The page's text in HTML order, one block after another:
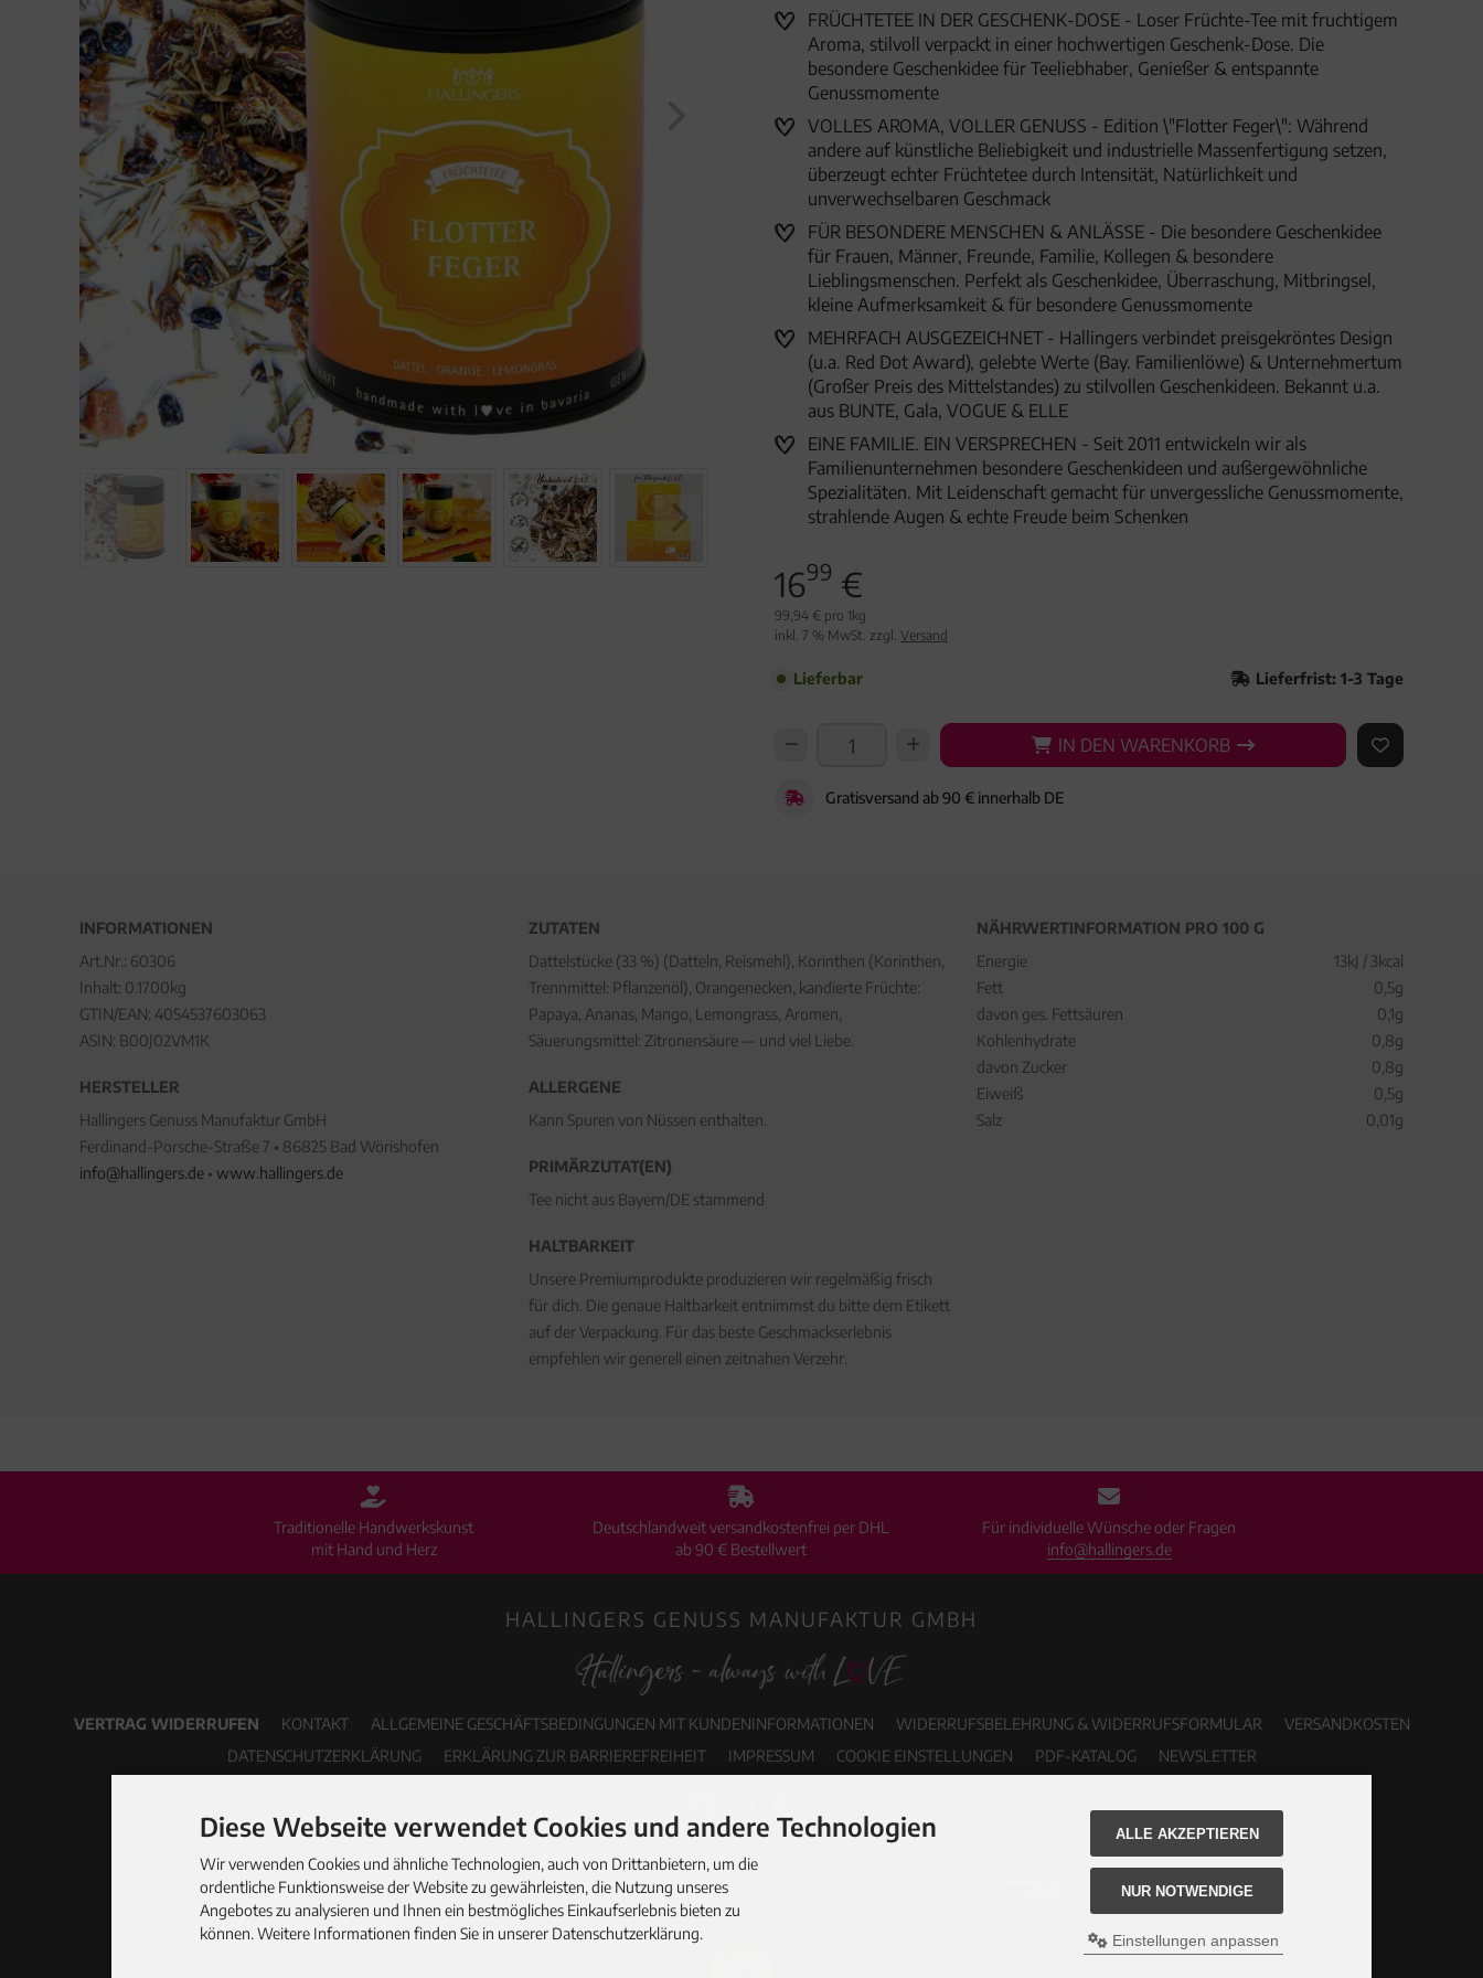
FRÜCHTETEE IN DER GESCHENK-DOSE - Loser Früchte-Tee mit fruchtigem
Aroma, stilvoll verpackt in einer hochwertigen Geschenk-Dose. Die
besondere Geschenkidee für Teeliebhaber, Genießer & entspannte
Genussmomente
VOLLES AROMA, VOLLER GENUSS - Edition \"Flotter Feger\": Während
andere auf künstliche Beliebigkeit und industrielle Massenfertigung setzen,
überzeugt echter Früchtetee durch Intensität, Natürlichkeit und
unverwechselbaren Geschmack
FÜR BESONDERE MENSCHEN & ANLÄSSE - Die besondere Geschenkidee
für Frauen, Männer, Freunde, Familie, Kollegen & besondere
Lieblingsmenschen. Perfekt als Geschenkidee, Überraschung, Mitbringsel,
kleine Aufmerksamkeit & für besondere Genussmomente
MEHRFACH AUSGEZEICHNET - Hallingers verbindet preisgekröntes Design
(u.a. Red Dot Award), gelebte Werte (Bay. Familienlöwe) & Unternehmertum
(Großer Preis des Mittelstandes) zu stilvollen Geschenkideen. Bekannt u.a.
aus BUNTE, Gala, VOGUE & ELLE
EINE FAMILIE. EIN VERSPRECHEN - Seit 2011 entwickeln wir als
Familienunternehmen besondere Geschenkideen und außergewöhnliche
Spezialitäten. Mit Leidenschaft gemacht für unvergessliche Genussmomente,
strahlende Augen & echte Freude beim Schenken
1699 €
99,94 € pro 1kg
inkl. 7 % MwSt. zzgl. Versand
Lieferbar Lieferfrist: 1-3 Tage
IN DEN WARENKORB
IN DEN WARENKORB AUF DEN
Gratisversand ab 90 € innerhalb DE
INFORMATIONEN
Art.Nr.: 60306
Inhalt: 0.1700kg
GTIN/EAN: 4054537603063
ASIN: B00J02VM1K
HERSTELLER
Hallingers Genuss Manufaktur GmbH
Ferdinand-Porsche-Straße 7 • 86825 Bad Wörishofen
info@hallingers.de • www.hallingers.de
ZUTATEN
Dattelstücke (33 %) (Datteln, Reismehl), Korinthen (Korinthen,
Trennmittel: Pflanzenöl), Orangenecken, kandierte Früchte:
Papaya, Ananas, Mango, Lemongrass, Aromen,
Säuerungsmittel: Zitronensäure — und viel Liebe.
ALLERGENE
Kann Spuren von Nüssen enthalten.
PRIMÄRZUTAT(EN)
Tee nicht aus Bayern/DE stammend
HALTBARKEIT
Unsere Premiumprodukte produzieren wir regelmäßig frisch
für dich. Die genaue Haltbarkeit entnimmst du bitte dem Etikett
auf der Verpackung. Für das beste Geschmackserlebnis
empfehlen wir generell einen zeitnahen Verzehr.
NÄHRWERTINFORMATION PRO 100 G
Energie
13kJ / 3kcal
Fett
0,5g
davon ges. Fettsäuren
0,1g
Kohlenhydrate
0,8g
davon Zucker
0,8g
Eiweiß
0,5g
Salz
0,01g
Traditionelle Handwerkskunst
mit Hand und Herz
Deutschlandweit versandkostenfrei per DHL
ab 90 € Bestellwert
Für individuelle Wünsche oder Fragen
info@hallingers.de
HALLINGERS GENUSS MANUFAKTUR GMBH
VERTRAG WIDERRUFEN KONTAKT ALLGEMEINE GESCHÄFTSBEDINGUNGEN MIT KUNDENINFORMATIONEN WIDERRUFSBELEHRUNG & WIDERRUFSFORMULAR
VERSANDKOSTEN
DATENSCHUTZERKLÄRUNG
ERKLÄRUNG ZUR BARRIEREFREIHEIT IMPRESSUM COOKIE EINSTELLUNGEN PDF-KATALOG NEWSLETTER
Diese Webseite verwendet Cookies und andere Technologien
Wir verwenden Cookies und ähnliche Technologien, auch von Drittanbietern, um die
ordentliche Funktionsweise der Website zu gewährleisten, die Nutzung unseres
Angebotes zu analysieren und Ihnen ein bestmögliches Einkaufserlebnis bieten zu
können. Weitere Informationen finden Sie in unserer Datenschutzerklärung.
ALLE AKZEPTIEREN
NUR NOTWENDIGE
Einstellungen anpassen
Geburtstag